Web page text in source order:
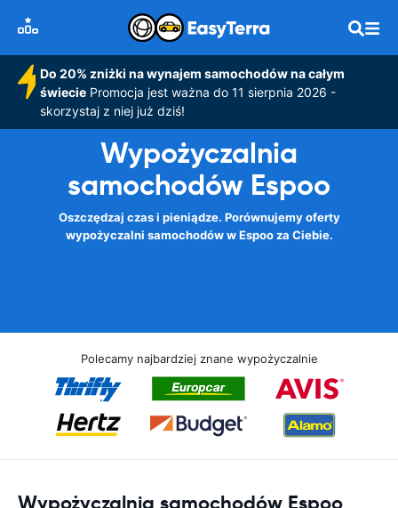
Do 20% zniżki na wynajem samochodów na całym
świeciePromocja jest ważna do 11 sierpnia 2026 -
skorzystaj z niej już dziś!
Wypożyczalnia
samochodów Espoo
Oszczędzaj czas i pieniądze. Porównujemy oferty
wypożyczalni samochodów w Espoo za Ciebie.
Polecamy najbardziej znane wypożyczalnie
Wypożyczalnia samochodów Espoo